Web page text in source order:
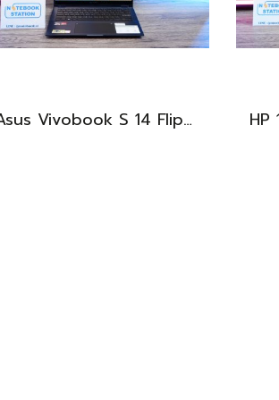
Asus Vivobook S 14 Flip OLED ทัชกรีนหมุนจอ360องศา Ryzen7-7730U Ram16 SSD512GB จอ14 2.8K OLED 90Hz จอภาพสวยคมชัดมาก ดีไซน์สวยทันสมัย ราคา 18,990.-